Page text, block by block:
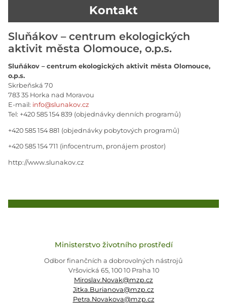
Kontakt
Sluňákov – centrum ekologických
aktivit města Olomouce, o.p.s.
Sluňákov – centrum ekologických aktivit města Olomouce,
o.p.s.
Skrbeňská 70
783 35 Horka nad Moravou
E-mail: info@slunakov.cz
Tel: +420 585 154 839 (objednávky denních programů)
+420 585 154 881 (objednávky pobytových programů)
+420 585 154 711 (infocentrum, pronájem prostor)
http://www.slunakov.cz
Ministerstvo životního prostředí
Odbor finančních a dobrovolných nástrojů
Vršovická 65, 100 10 Praha 10
Miroslav.Novak@mzp.cz
Jitka.Burianova@mzp.cz
Petra.Novakova@mzp.cz